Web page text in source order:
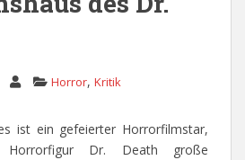
Horror, Kritik
ist ein gefeierter Horrorfilmstar,
Dr. Death große